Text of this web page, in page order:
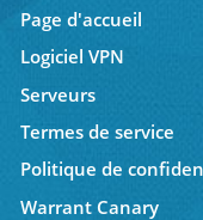
Page d'accueil
Logiciel VPN
Serveurs
Termes de service
Politique de
Warrant Canary